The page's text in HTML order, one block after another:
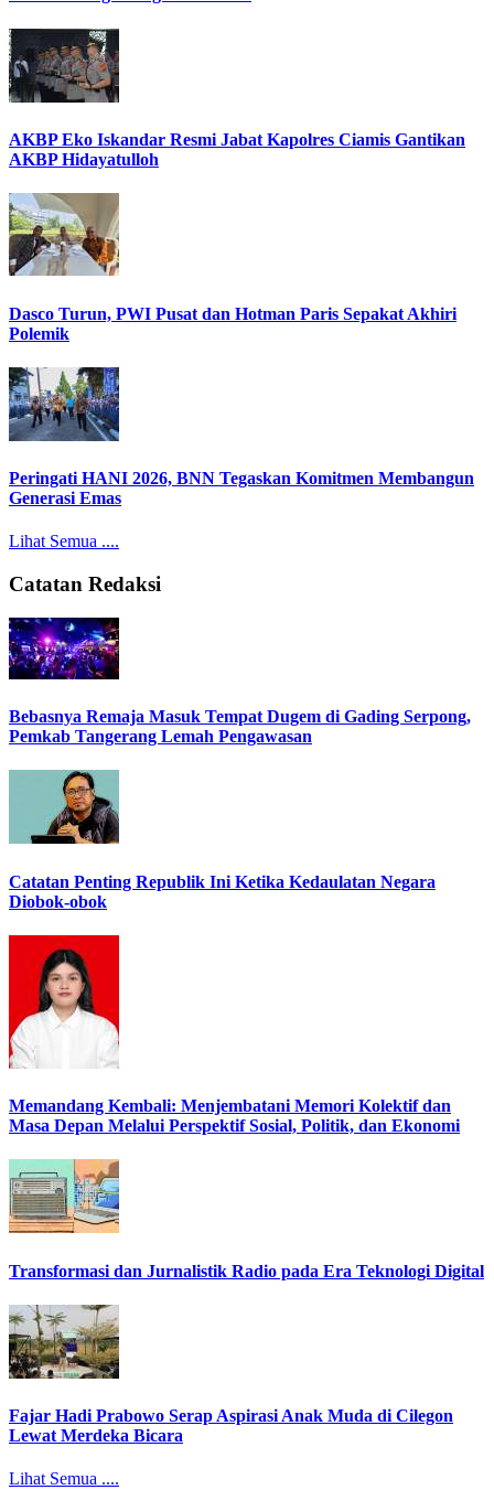
AKBP Eko Iskandar Resmi Jabat Kapolres Ciamis Gantikan
AKBP Hidayatulloh
Dasco Turun, PWI Pusat dan Hotman Paris Sepakat Akhiri
Polemik
Peringati HANI 2026, BNN Tegaskan Komitmen Membangun
Generasi Emas
Lihat Semua ....
Catatan Redaksi
Bebasnya Remaja Masuk Tempat Dugem di Gading Serpong,
Pemkab Tangerang Lemah Pengawasan
Catatan Penting Republik Ini Ketika Kedaulatan Negara
Diobok-obok
Memandang Kembali: Menjembatani Memori Kolektif dan
Masa Depan Melalui Perspektif Sosial, Politik, dan Ekonomi
Transformasi dan Jurnalistik Radio pada Era Teknologi Digital
Fajar Hadi Prabowo Serap Aspirasi Anak Muda di Cilegon
Lewat Merdeka Bicara
Lihat Semua ....